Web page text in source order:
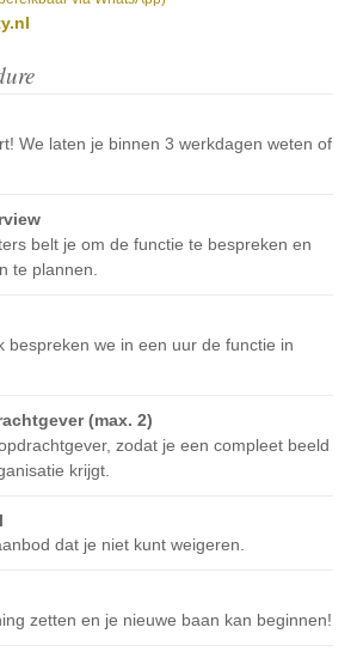
We laten je binnen 3 werkdagen weten of
belt je om de functie te bespreken en
te plannen.
bespreken we in een uur de functie in
(max. 2)
zodat je een compleet beeld
krijgt.
dat je niet kunt weigeren.
zetten en je nieuwe baan kan beginnen!